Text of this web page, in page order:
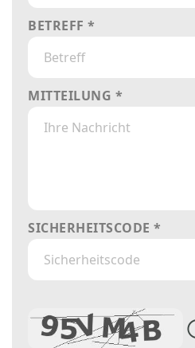
BETREFF *
MITTEILUNG *
SICHERHEITSCODE *